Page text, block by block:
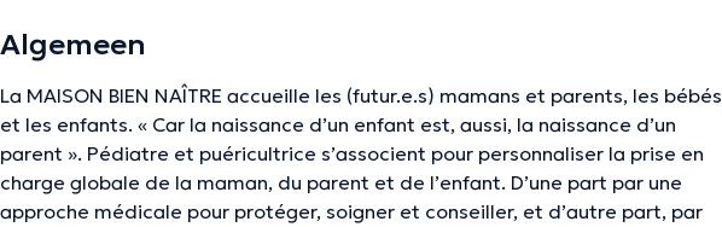
Algemeen
La MAISON BIEN NAÎTRE accueille les (futur.e.s) mamans et parents, les bébés
et les enfants. « Car la naissance d’un enfant est, aussi, la naissance d’un
parent ». Pédiatre et puéricultrice s’associent pour personnaliser la prise en
charge globale de la maman, du parent et de l’enfant. D’une part par une
approche médicale pour protéger, soigner et conseiller, et d’autre part, par